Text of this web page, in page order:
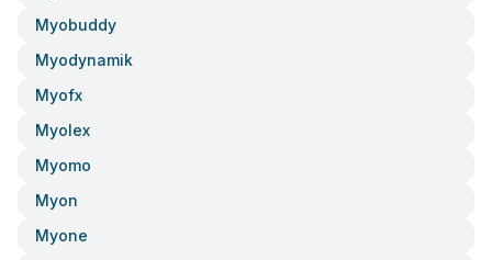
Myobuddy
Myodynamik
Myofx
Myolex
Myomo
Myon
Myone